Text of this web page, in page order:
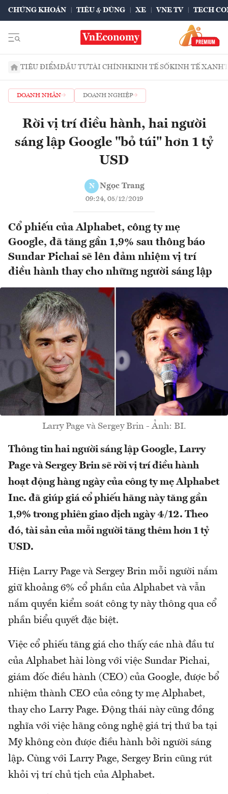
CHỨNG KHOÁN TIÊU & DÙNG XE VNE TV TECH
TIÊU ĐIỂMĐẦU TƯTÀI CHÍNHKINH TẾ SỐKINH TẾ XANH
DOANH NHÂN DOANH NGHIỆP
Rời vị trí điều hành, hai người
sáng lập Google "bỏ túi" hơn 1 tỷ
USD
N Ngọc Trang
09:24, 05/12/2019
Cổ phiếu của Alphabet, công ty mẹ
Google, đã tăng gần 1,9% sau thông báo
Sundar Pichai sẽ lên đảm nhiệm vị trí
điều hành thay cho những người sáng lập
Larry Page và Sergey Brin - Ảnh: BI.
Thông tin hai người sáng lập Google, Larry
Page và Sergey Brin sẽ rời vị trí điều hành
hoạt động hàng ngày của công ty mẹ Alphabet
Inc. đã giúp giá cổ phiếu hãng này tăng gần
1,9% trong phiên giao dịch ngày 4/12. Theo
đó, tài sản của mỗi người tăng thêm hơn 1 tỷ
USD.
Hiện Larry Page và Sergey Brin mỗi người nắm
giữ khoảng 6% cổ phần của Alphabet và vẫn
nắm quyền kiểm soát công ty này thông qua cổ
phần biểu quyết đặc biệt.
Việc cổ phiếu tăng giá cho thấy các nhà đầu tư
của Alphabet hài lòng với việc Sundar Pichai,
giám đốc điều hành (CEO) của Google, được bổ
nhiệm thành CEO của công ty mẹ Alphabet,
thay cho Larry Page. Động thái này cũng đồng
nghĩa với việc hãng công nghệ giá trị thứ ba tại
Mỹ không còn được điều hành bởi người sáng
lập. Cùng với Larry Page, Sergey Brin cũng rút
khỏi vị trí chủ tịch của Alphabet.